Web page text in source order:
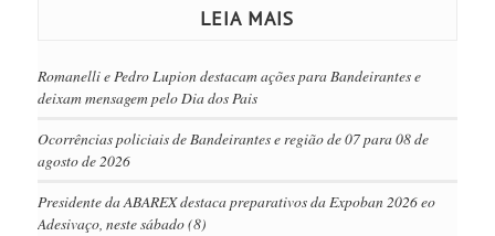
LEIA MAIS
Romanelli e Pedro Lupion destacam ações para Bandeirantes e
deixam mensagem pelo Dia dos Pais
Ocorrências policiais de Bandeirantes e região de 07 para 08 de
agosto de 2026
Presidente da ABAREX destaca preparativos da Expoban 2026 eo
Adesivaço, neste sábado (8)